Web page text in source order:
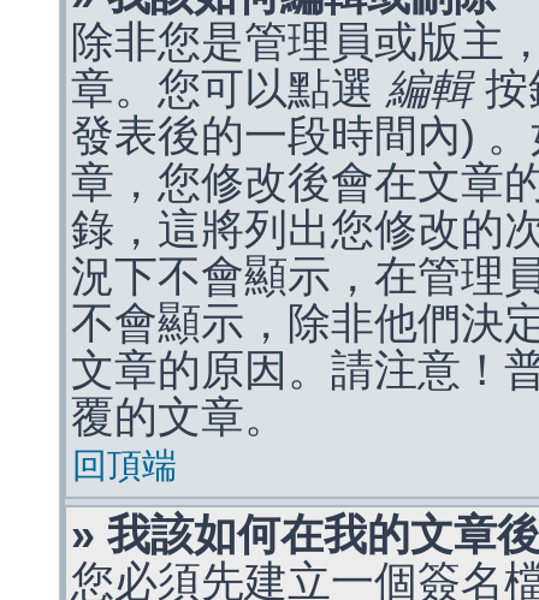
除非您是管理員或版主
章。您可以點選 編輯按
發表後的一段時間內)
章，您修改後會在文章
錄，這將列出您修改的
況下不會顯示，在管理
不會顯示，除非他們決
文章的原因。請注意！
覆的文章。
回頂端
» 我該如何在我的文章
您必須先建立一個簽名